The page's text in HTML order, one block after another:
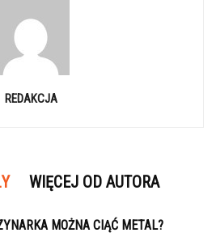
REDAKCJA
WIĘCEJ OD AUTORA
MOŻNA CIĄĆ METAL?